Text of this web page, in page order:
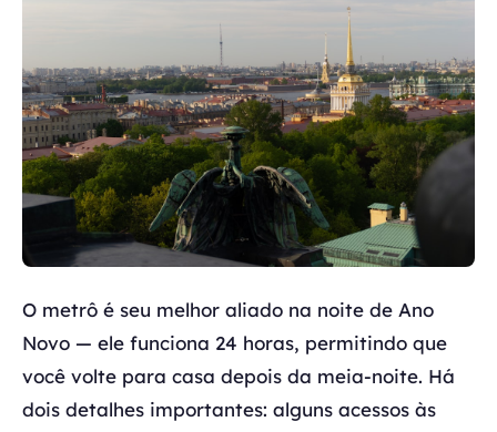
O metrô é seu melhor aliado na noite de Ano
Novo — ele funciona 24 horas, permitindo que
você volte para casa depois da meia-noite. Há
dois detalhes importantes: alguns acessos às